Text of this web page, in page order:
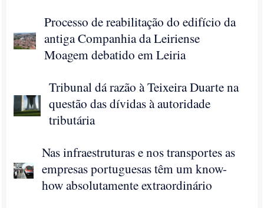
Processo de reabilitação do edifício da
antiga Companhia da Leiriense
Moagem debatido em Leiria
Tribunal dá razão à Teixeira Duarte na
questão das dívidas à autoridade
tributária
Nas infraestruturas e nos transportes as
empresas portuguesas têm um know-
how absolutamente extraordinário